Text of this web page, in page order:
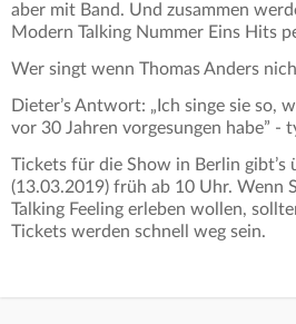
aber mit Band. Und zusammen
Modern Talking Nummer Eins Hits
Wer singt wenn Thomas Anders
Dieter’s Antwort: „Ich singe sie so,
vor 30 Jahren vorgesungen habe” -
Tickets für die Show in Berlin gibt’s
(13.03.2019) früh ab 10 Uhr. Wenn
Talking Feeling erleben wollen,
Tickets werden schnell weg sein.